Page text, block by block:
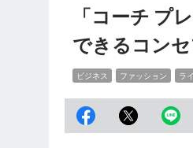
「コーチ プ
できるコン
ビジネス ファッション ラ